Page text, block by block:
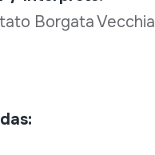
Borgata Vecchia